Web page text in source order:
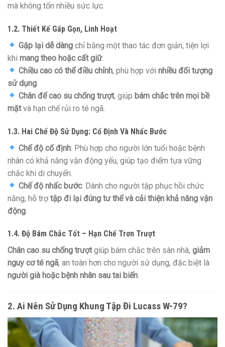
mà không tốn nhiều sức lực.
1.2. Thiết Kế Gấp Gọn, Linh Hoạt
Gập lại dễ dàng chỉ bằng một thao tác đơn giản, tiện lợi
khi mang theo hoặc cất giữ.
Chiều cao có thể điều chỉnh, phù hợp vớinhiều đối tượng
sử dụng
Chân đế cao su chống trượt, giúp bám chắc trên mọi bề
mặtvà hạn chế rủi ro té ngã.
1.3. Hai Chế Độ Sử Dụng: Cố Định Và Nhấc Bước
Chế độ cố định: Phù hợp cho người lớn tuổi hoặc bệnh
nhân có khả năng vận động yếu, giúp tạo điểm tựa vững
chắc khi di chuyển.
Chế độ nhấc bước: Dành cho người tập phục hồi chức
năng, hỗ trợtập đi lại đúng tư thế và cải thiện khả năng vận
động
1.4. Độ Bám Chắc Tốt – Hạn Chế Trơn Trượt
Chân cao su chống trượtgiúp bám chắc trên sàn nhà, giảm
nguy cơ té ngã, an toàn hơn cho người sử dụng, đặc biệt là
người già hoặc bệnh nhân sau tai biến.
2. Ai Nên Sử Dụng Khung Tập Đi Lucass W-79?